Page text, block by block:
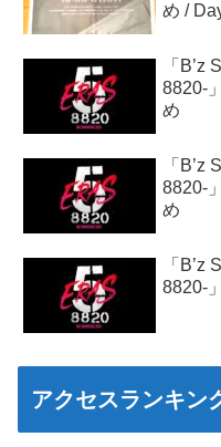
め /
「
8820-
め
「
8820-
め
「
8820-
アクセスランキン